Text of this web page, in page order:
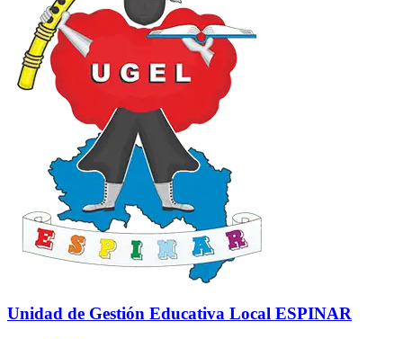
Unidad de Gestión Educativa Local ESPINAR